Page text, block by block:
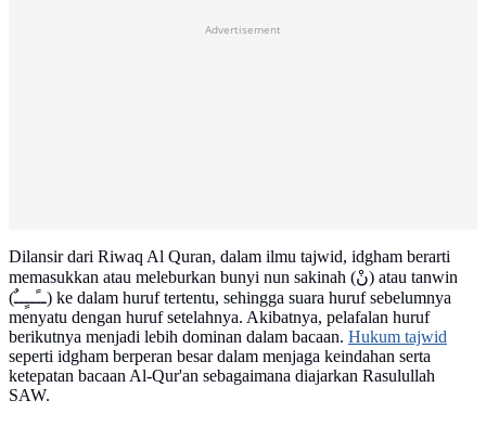
Advertisement
Dilansir dari Riwaq Al Quran, dalam ilmu tajwid, idgham berarti
memasukkan atau meleburkan bunyi nun sakinah (نْ) atau tanwin
(ــًــٍــٌ) ke dalam huruf tertentu, sehingga suara huruf sebelumnya
menyatu dengan huruf setelahnya. Akibatnya, pelafalan huruf
berikutnya menjadi lebih dominan dalam bacaan. Hukum tajwid
seperti idgham berperan besar dalam menjaga keindahan serta
ketepatan bacaan Al-Qur'an sebagaimana diajarkan Rasulullah
SAW.